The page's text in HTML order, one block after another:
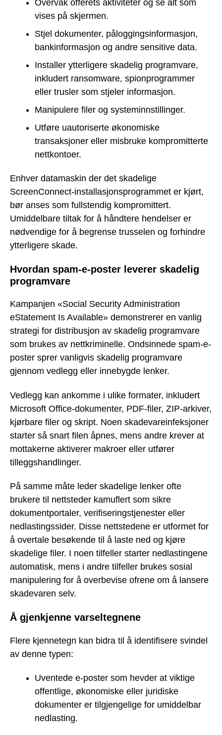
Overvåk offerets aktiviteter og se alt som
vises på skjermen.
Stjel dokumenter, påloggingsinformasjon,
bankinformasjon og andre sensitive data.
Installer ytterligere skadelig programvare,
inkludert ransomware, spionprogrammer
eller trusler som stjeler informasjon.
Manipulere filer og systeminnstillinger.
Utføre uautoriserte økonomiske
transaksjoner eller misbruke kompromitterte
nettkontoer.
Enhver datamaskin der det skadelige
ScreenConnect-installasjonsprogrammet er kjørt,
bør anses som fullstendig kompromittert.
Umiddelbare tiltak for å håndtere hendelser er
nødvendige for å begrense trusselen og forhindre
ytterligere skade.
Hvordan spam-e-poster leverer skadelig
programvare
Kampanjen «Social Security Administration
eStatement Is Available» demonstrerer en vanlig
strategi for distribusjon av skadelig programvare
som brukes av nettkriminelle. Ondsinnede spam-e-
poster sprer vanligvis skadelig programvare
gjennom vedlegg eller innebygde lenker.
Vedlegg kan ankomme i ulike formater, inkludert
Microsoft Office-dokumenter, PDF-filer, ZIP-arkiver,
kjørbare filer og skript. Noen skadevareinfeksjoner
starter så snart filen åpnes, mens andre krever at
mottakerne aktiverer makroer eller utfører
tilleggshandlinger.
På samme måte leder skadelige lenker ofte
brukere til nettsteder kamuflert som sikre
dokumentportaler, verifiseringstjenester eller
nedlastingssider. Disse nettstedene er utformet for
å overtale besøkende til å laste ned og kjøre
skadelige filer. I noen tilfeller starter nedlastingene
automatisk, mens i andre tilfeller brukes sosial
manipulering for å overbevise ofrene om å lansere
skadevaren selv.
Å gjenkjenne varseltegnene
Flere kjennetegn kan bidra til å identifisere svindel
av denne typen:
Uventede e-poster som hevder at viktige
offentlige, økonomiske eller juridiske
dokumenter er tilgjengelige for umiddelbar
nedlasting.